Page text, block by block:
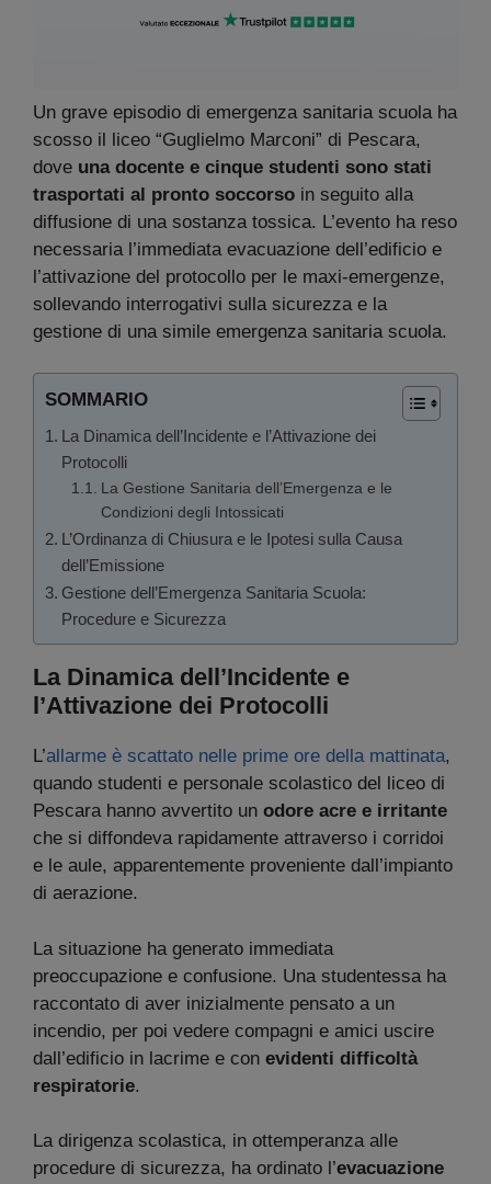
Un grave episodio di emergenza sanitaria scuola ha
scosso il liceo “Guglielmo Marconi” di Pescara,
dove una docente e cinque studenti sono stati
trasportati al pronto soccorso in seguito alla
diffusione di una sostanza tossica. L’evento ha reso
necessaria l’immediata evacuazione dell’edificio e
l’attivazione del protocollo per le maxi-emergenze,
sollevando interrogativi sulla sicurezza e la
gestione di una simile emergenza sanitaria scuola.
SOMMARIO
La Dinamica dell’Incidente e l’Attivazione dei
Protocolli
La Gestione Sanitaria dell’Emergenza e le
Condizioni degli Intossicati
L’Ordinanza di Chiusura e le Ipotesi sulla Causa
dell’Emissione
Gestione dell’Emergenza Sanitaria Scuola:
Procedure e Sicurezza
La Dinamica dell’Incidente e
l’Attivazione dei Protocolli
L’allarme è scattato nelle prime ore della mattinata,
quando studenti e personale scolastico del liceo di
Pescara hanno avvertito un odore acre e irritante
che si diffondeva rapidamente attraverso i corridoi
e le aule, apparentemente proveniente dall’impianto
di aerazione.
La situazione ha generato immediata
preoccupazione e confusione. Una studentessa ha
raccontato di aver inizialmente pensato a un
incendio, per poi vedere compagni e amici uscire
dall’edificio in lacrime e con evidenti difficoltà
respiratorie.
La dirigenza scolastica, in ottemperanza alle
procedure di sicurezza, ha ordinato l’evacuazione